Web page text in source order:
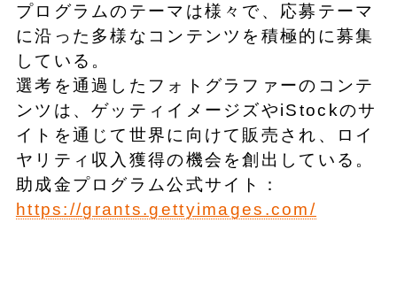
プログラムのテーマは様々で、応募テーマ
に沿った多様なコンテンツを積極的に募集
している。
選考を通過したフォトグラファーのコンテ
ンツは、ゲッティイメージズやiStockのサ
イトを通じて世界に向けて販売され、ロイ
ヤリティ収入獲得の機会を創出している。
助成金プログラム公式サイト：
https://grants.gettyimages.com/